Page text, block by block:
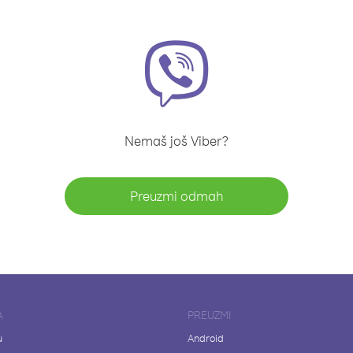
Nemaš još Viber?
Preuzmi odmah
PREUZMI
Android